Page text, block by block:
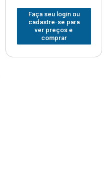
Faça seu login ou
cadastre-se para
ver preços e
comprar